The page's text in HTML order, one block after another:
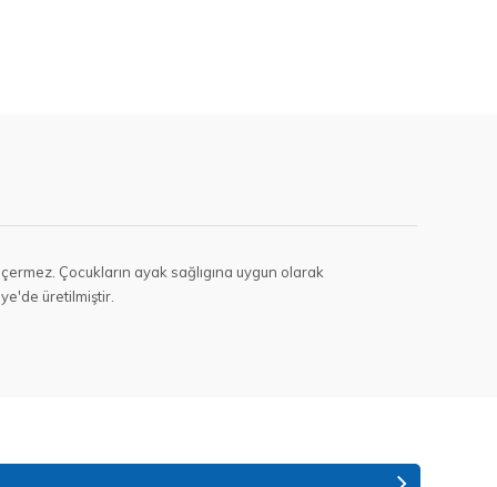
Çocukların ayak sağlıgına uygun olarak
üretilmiştir.